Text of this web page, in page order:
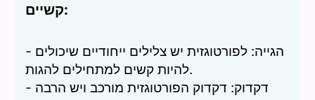
קשיים:
- הגייה: לפורטוגזית יש צלילים ייחודיים שיכולים
להיות קשים למתחילים להגות.
- דקדוק: דקדוק הפורטוגזית מורכב ויש הרבה